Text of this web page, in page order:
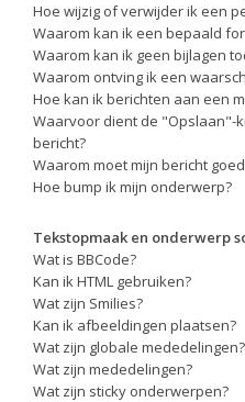
Hoe wijzig of verwijder ik een
Waarom kan ik een bepaald
Waarom kan ik geen bijlagen
Waarom ontving ik een
Hoe kan ik berichten aan een
Waarvoor dient de "Opslaan"-
bericht?
Waarom moet mijn bericht
Hoe bump ik mijn onderwerp?
Tekstopmaak en onderwerp
Wat is BBCode?
Kan ik HTML gebruiken?
Wat zijn Smilies?
Kan ik afbeeldingen plaatsen?
Wat zijn globale mededelingen?
Wat zijn mededelingen?
Wat zijn sticky onderwerpen?